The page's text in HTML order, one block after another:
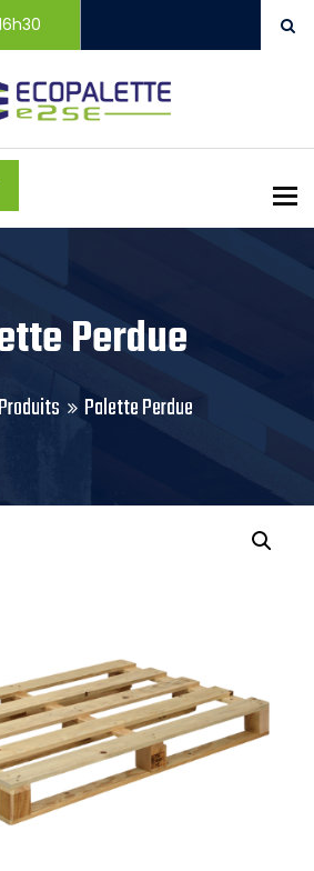
Perdue
Produits Palette Perdue